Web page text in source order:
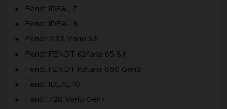
Fendt IDEAL 7
Fendt IDEAL 9
Fendt 211 S Vario S3
Fendt FENDT Katana 65 S4
Fendt FENDT Katana 650 Gen3
Fendt IDEAL 10
Fendt 720 Vario Gen7